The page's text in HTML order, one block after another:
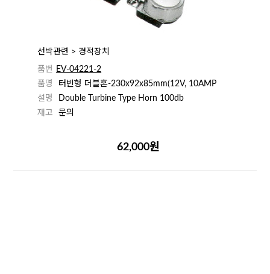
선박관련 > 경적장치
품번
EV-04221-2
품명
터빈형 더블혼-230x92x85mm(12V, 10AMP
설명
Double Turbine Type Horn 100db
재고
문의
62,000원